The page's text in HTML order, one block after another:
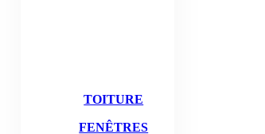
TOITURE
FENÊTRES